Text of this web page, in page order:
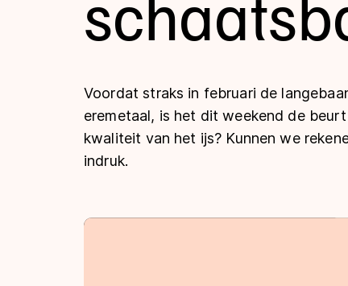
Tijden &
De weg op
Schaatsfans
Olympische
Voordat straks in februari de
eremetaal, is het dit weekend de
kwaliteit van het ijs? Kunnen we
indruk.